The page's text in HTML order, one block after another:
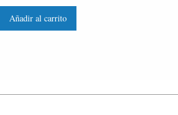
Añadir al carrito